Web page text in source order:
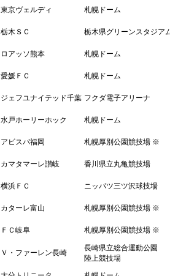
東京ヴェルディ 札幌ドーム
栃木ＳＣ 栃木県グリーンスタジア
ロアッソ熊本 札幌ドーム
愛媛ＦＣ 札幌ドーム
ジェフユナイテッド千葉 フクダ電子アリーナ
水戸ホーリーホック 札幌ドーム
アビスパ福岡 札幌厚別公園競技場 ※
カマタマーレ讃岐 香川県立丸亀競技場
横浜ＦＣ ニッパツ三ツ沢球技場
カターレ富山 札幌厚別公園競技場 ※
ＦＣ岐阜 札幌厚別公園競技場 ※
Ｖ・ファーレン長崎
長崎県立総合運動公園
陸上競技場